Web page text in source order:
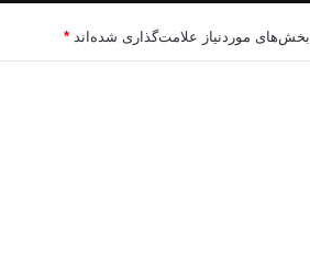
بخش‌های موردنیاز علامت‌گذاری شده‌اند *